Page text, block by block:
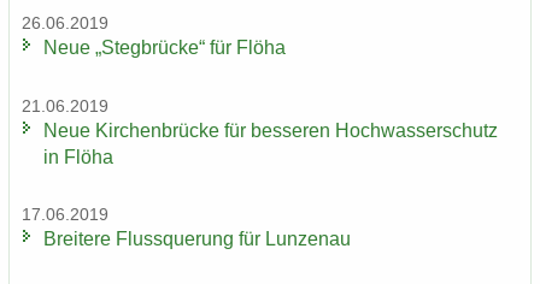
26.06.2019
Neue „Steg­brü­cke“ für Flöha
21.06.2019
Neue Kir­chen­brü­cke für bes­se­ren Hoch­was­ser­schutz
in Flöha
17.06.2019
Brei­te­re Fluss­que­rung für Lun­zen­au